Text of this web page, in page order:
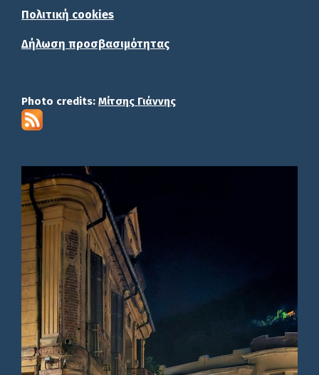
Πολιτική cookies
Δήλωση προσβασιμότητας
Photo credits: Μίτσης Γιάννης